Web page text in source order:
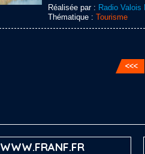
Réalisée par : Radio Valois
Thématique : Tourisme
WWW.FRANF.FR